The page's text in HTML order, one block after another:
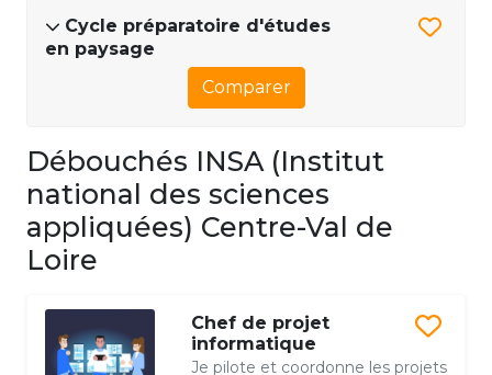
Cycle préparatoire d'études
en paysage
Comparer
Débouchés INSA (Institut
national des sciences
appliquées) Centre-Val de
Loire
Chef de projet
informatique
Je pilote et coordonne les projets